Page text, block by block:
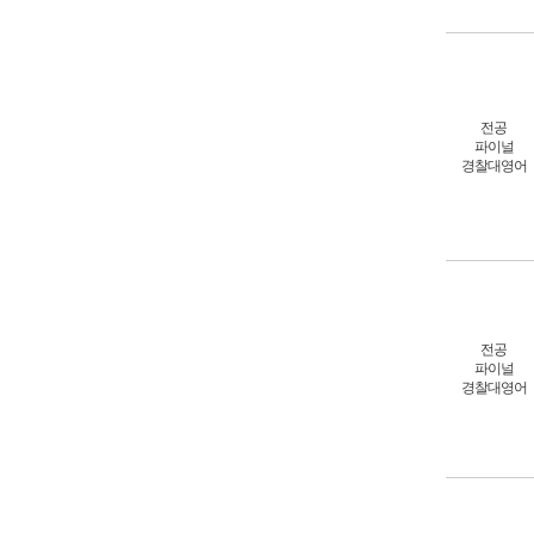
전공
파이널
경찰대영어
전공
파이널
경찰대영어